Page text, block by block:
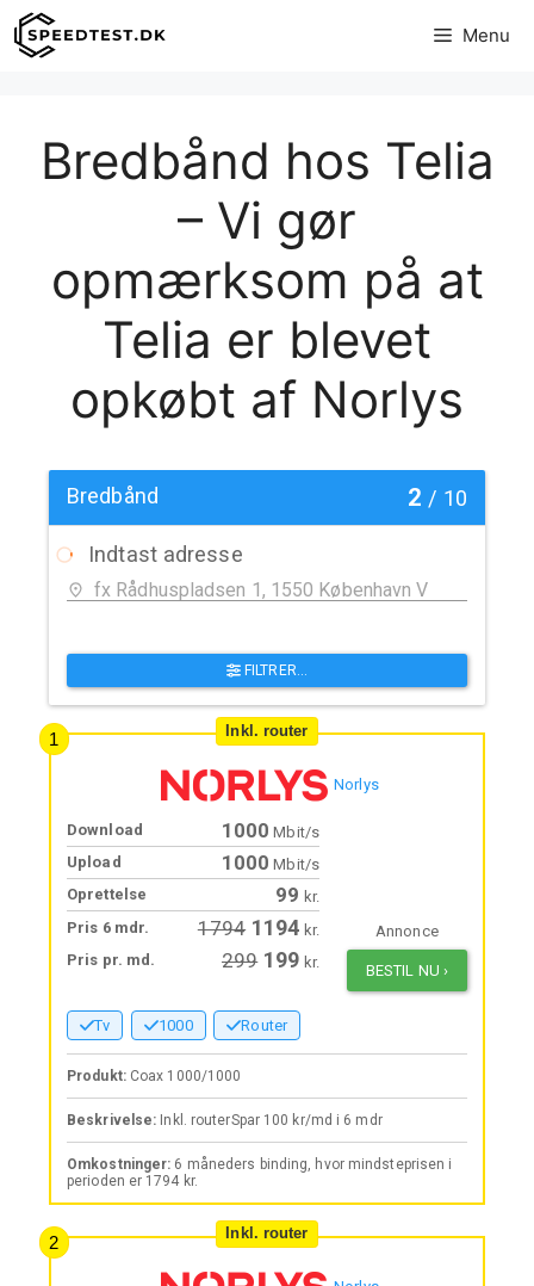
Hop
til
Menu
Bredbånd hos Telia
– Vi gør
opmærksom på at
Telia er blevet
opkøbt af Norlys